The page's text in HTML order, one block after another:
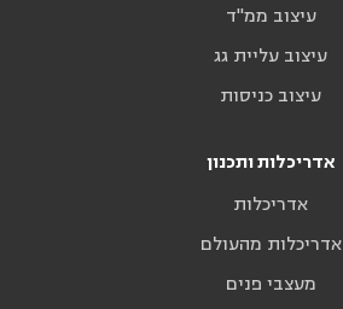
עיצוב ממ"ד
עיצוב עליית גג
עיצוב כניסות
אדריכלות ותכנון
אדריכלות
אדריכלות מהעולם
מעצבי פנים